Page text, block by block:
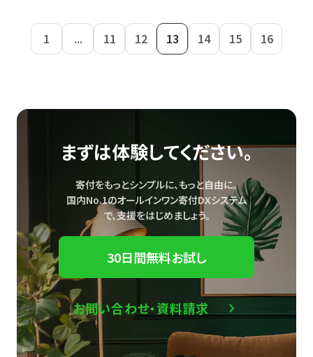
1 ... 11 12 13 14 15 16
まずは体験してください。
寄付をもっとシンプルに、もっと自由に。
国内No.1のオールインワン寄付DXシステム
で、支援をはじめましょう。
30日間無料お試し
お問い合わせ・資料請求